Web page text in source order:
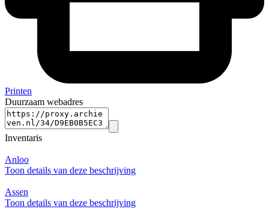
Printen
Duurzaam webadres
Inventaris
Anloo
Toon details van deze beschrijving
Assen
Toon details van deze beschrijving